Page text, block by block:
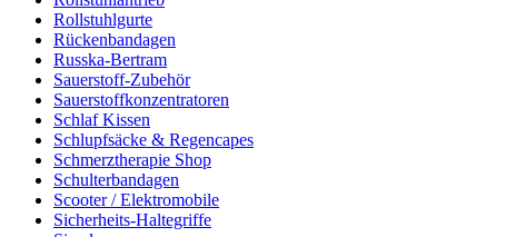
Rollstuhlgurte
Rückenbandagen
Russka-Bertram
Sauerstoff-Zubehör
Sauerstoffkonzentratoren
Schlaf Kissen
Schlupfsäcke & Regencapes
Schmerztherapie Shop
Schulterbandagen
Scooter / Elektromobile
Sicherheits-Haltegriffe